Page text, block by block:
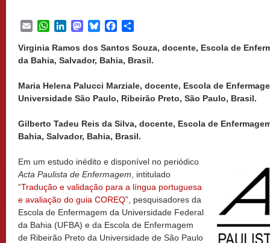
EmailWhatsApp
LinkedInMastodon
BlueskyFacebook
Virginia Ramos dos Santos Souza, docente, Escola de
da Bahia, Salvador, Bahia, Brasil.
Maria Helena Palucci Marziale, docente, Escola de
Universidade São Paulo, Ribeirão Preto, São Paulo, Brasil.
Gilberto Tadeu Reis da Silva, docente, Escola de
Bahia, Salvador, Bahia, Brasil.
Em um estudo inédito e disponível no periódico
Acta Paulista de Enfermagem , intitulado
“Tradução e validação para a língua portuguesa
e avaliação do guia COREQ”, pesquisadores da
Escola de Enfermagem da Universidade Federal
da Bahia (UFBA) e da Escola de Enfermagem
de Ribeirão Preto da Universidade de São Paulo